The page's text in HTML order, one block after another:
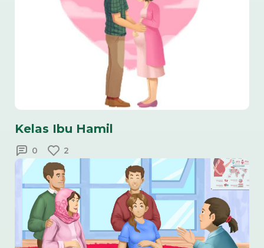
Kelas Ibu Hamil
0 2